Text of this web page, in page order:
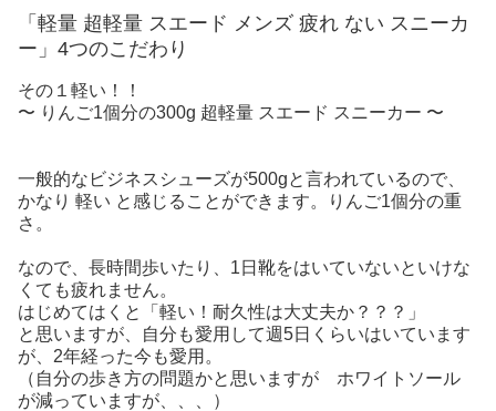
「軽量 超軽量 スエード メンズ 疲れ ない スニーカ
ー」4つのこだわり
その１軽い！！
〜 りんご1個分の300g 超軽量 スエード スニーカー 〜
一般的なビジネスシューズが500gと言われているので、
かなり 軽い と感じることができます。りんご1個分の重
さ。
なので、長時間歩いたり、1日靴をはいていないといけな
くても疲れません。
はじめてはくと「軽い！耐久性は大丈夫か？？？」
と思いますが、自分も愛用して週5日くらいはいています
が、2年経った今も愛用。
（自分の歩き方の問題かと思いますが ホワイトソール
が減っていますが、、、）